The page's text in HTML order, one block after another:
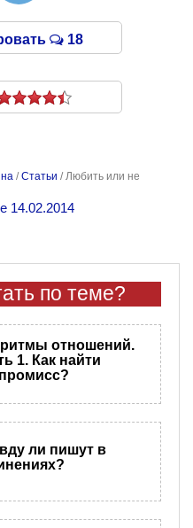
18
/Статьи /Любить или не
14.02.2014
по теме?
отношений.
1. Как найти
ли пишут в